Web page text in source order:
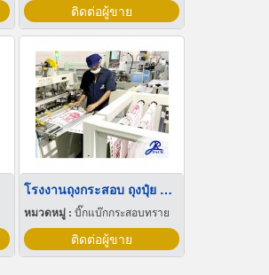
ติดต่อผู้ขาย
โรงงานถุงกระสอบ ถุงปุ๋ย สุพรรณบุรี
หมวดหมู่ :บิ๊กแบ๊กกระสอบทราย
ติดต่อผู้ขาย